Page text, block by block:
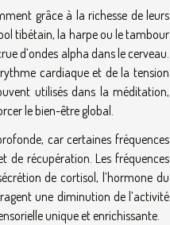
grâce à la richesse de leurs
tibétain, la harpe ou le tambour
d’ondes alpha dans le cerveau.
cardiaque et de la tension
utilisés dans la méditation,
le bien-être global.
car certaines fréquences
de récupération. Les fréquences
de cortisol, l’hormone du
une diminution de l’activité
unique et enrichissante.